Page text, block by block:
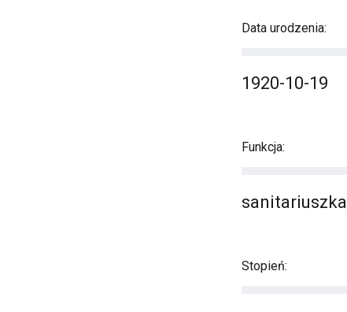
Data urodzenia:
1920-10-19
Funkcja:
sanitariuszka
Stopień: